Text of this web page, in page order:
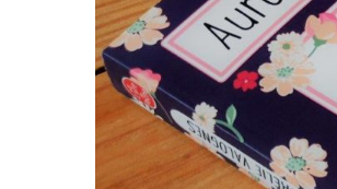
S
e